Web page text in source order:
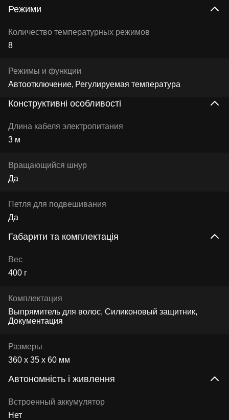
Режими
Количество температурных режимов
8
Режимы и функции
Автоотключение Регулируемая температура
Конструктивні особливості
Длина кабеля электропитания
3 м
Вращающийся шнур
Да
Петля для подвешивания
Да
Габарити та комплектація
Вес
400 г
Комплектация
Выпрямитель для волос, Силиконовый защитник,
Документация
Размеры
360 х 35 х 60 мм
Автономність і живлення
Встроенный аккумулятор
Нет